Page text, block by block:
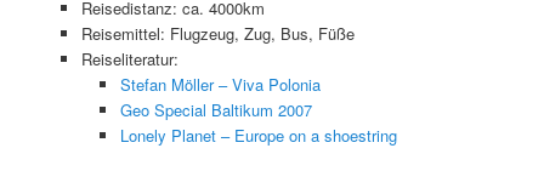
Reisedistanz: ca. 4000km
Reisemittel: Flugzeug, Zug, Bus, Füße
Reiseliteratur:
Stefan Möller – Viva Polonia
Geo Special Baltikum 2007
Lonely Planet – Europe on a shoestring